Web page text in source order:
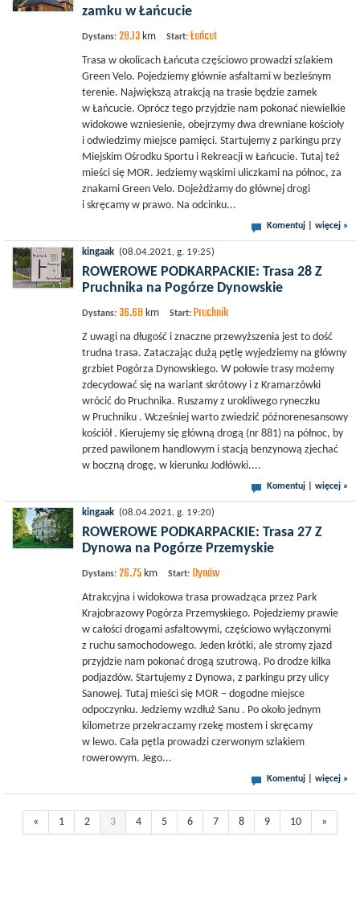
zamku w Łańcucie
Dystans: 28.13 km Start: Łańcut
Trasa w okolicach Łańcuta częściowo prowadzi szlakiem
Green Velo. Pojedziemy głównie asfaltami w bezleśnym
terenie. Największą atrakcją na trasie będzie zamek
w Łańcucie. Oprócz tego przyjdzie nam pokonać niewielkie
widokowe wzniesienie, obejrzymy dwa drewniane kościoły
i odwiedzimy miejsce pamięci. Startujemy z parkingu przy
Miejskim Ośrodku Sportu i Rekreacji w Łańcucie. Tutaj też
mieści się MOR. Jedziemy wąskimi uliczkami na północ, za
znakami Green Velo. Dojeżdżamy do głównej drogi
i skręcamy w prawo. Na odcinku...
Komentuj więcej »
kingaak (08.04.2021, g. 19:25)
ROWEROWE PODKARPACKIE: Trasa 28 Z
Pruchnika na Pogórze Dynowskie
Dystans: 36.68 km Start: Pruchnik
Z uwagi na długość i znaczne przewyższenia jest to dość
trudna trasa. Zataczając dużą pętlę wyjedziemy na główny
grzbiet Pogórza Dynowskiego. W połowie trasy możemy
zdecydować się na wariant skrótowy i z Kramarzówki
wrócić do Pruchnika. Ruszamy z urokliwego ryneczku
w Pruchniku . Wcześniej warto zwiedzić późnorenesansowy
kościół . Kierujemy się główną drogą (nr 881) na północ, by
przed pawilonem handlowym i stacją benzynową zjechać
w boczną drogę, w kierunku Jodłówki....
Komentuj więcej »
kingaak (08.04.2021, g. 19:20)
ROWEROWE PODKARPACKIE: Trasa 27 Z
Dynowa na Pogórze Przemyskie
Dystans: 26.75 km Start: Dynów
Atrakcyjna i widokowa trasa prowadząca przez Park
Krajobrazowy Pogórza Przemyskiego. Pojedziemy prawie
w całości drogami asfaltowymi, częściowo wyłączonymi
z ruchu samochodowego. Jeden krótki, ale stromy zjazd
przyjdzie nam pokonać drogą szutrową. Po drodze kilka
podjazdów. Startujemy z Dynowa, z parkingu przy ulicy
Sanowej. Tutaj mieści się MOR – dogodne miejsce
odpoczynku. Jedziemy wzdłuż Sanu . Po około jednym
kilometrze przekraczamy rzekę mostem i skręcamy
w lewo. Cała pętla prowadzi czerwonym szlakiem
rowerowym. Jego...
Komentuj więcej »
« 1 2 3 4 5 6 7 8 9 10 »